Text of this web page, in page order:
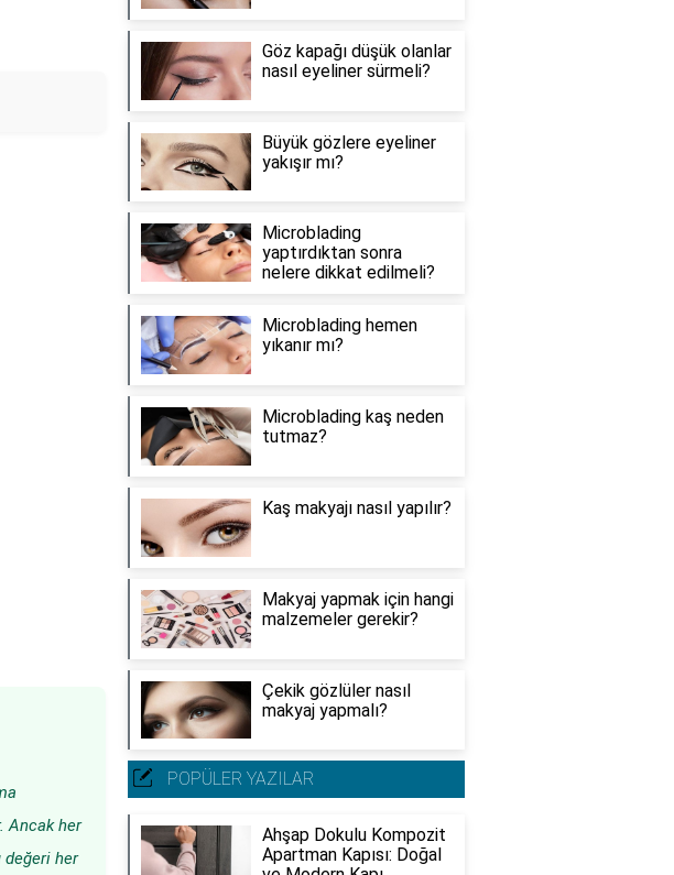
Ancak her
değeri her
Göz kapağı düşük olanlar
nasıl eyeliner sürmeli?
Büyük gözlere eyeliner
yakışır mı?
Microblading
yaptırdıktan sonra
nelere dikkat edilmeli?
Microblading hemen
yıkanır mı?
Microblading kaş neden
tutmaz?
Kaş makyajı nasıl yapılır?
Makyaj yapmak için hangi
malzemeler gerekir?
Çekik gözlüler nasıl
makyaj yapmalı?
POPÜLER YAZILAR
Ahşap Dokulu Kompozit
Apartman Kapısı: Doğal